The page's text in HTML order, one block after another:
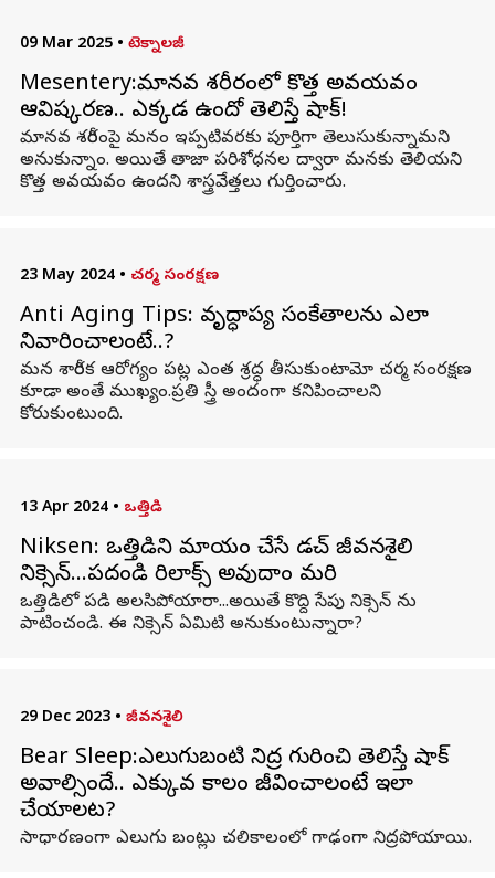
09 Mar 2025 • టెక్నాలజీ
Mesentery:మానవ శరీరంలో కొత్త అవయవం
ఆవిష్కరణ.. ఎక్కడ ఉందో తెలిస్తే షాక్!
మానవ శరీరంపై మనం ఇప్పటివరకు పూర్తిగా తెలుసుకున్నామని
అనుకున్నాం. అయితే తాజా పరిశోధనల ద్వారా మనకు తెలియని
కొత్త అవయవం ఉందని శాస్త్రవేత్తలు గుర్తించారు.
23 May 2024 • చర్మ సంరక్షణ
Anti Aging Tips: వృద్ధాప్య సంకేతాలను ఎలా
నివారించాలంటే..?
మన శారీరక ఆరోగ్యం పట్ల ఎంత శ్రద్ధ తీసుకుంటామో చర్మ సంరక్షణ
కూడా అంతే ముఖ్యం.ప్రతి స్త్రీ అందంగా కనిపించాలని
కోరుకుంటుంది.
13 Apr 2024 • ఒత్తిడి
Niksen: ఒత్తిడిని మాయం చేసే డచ్ జీవనశైలి
నిక్సెన్...పదండి రిలాక్స్​ అవుదాం మరి
ఒత్తిడిలో పడి అలసిపోయారా...అయితే కొద్ది సేపు నిక్సెన్ ను
పాటించండి. ఈ నిక్సెన్ ఏమిటి అనుకుంటున్నారా?
29 Dec 2023 • జీవనశైలి
Bear Sleep:ఎలుగుబంటి నిద్ర గురించి తెలిస్తే షాక్
అవాల్సిందే.. ఎక్కువ కాలం జీవించాలంటే ఇలా
చేయాలట?
సాధారణంగా ఎలుగు బంట్లు చలికాలంలో గాఢంగా నిద్రపోయాయి.